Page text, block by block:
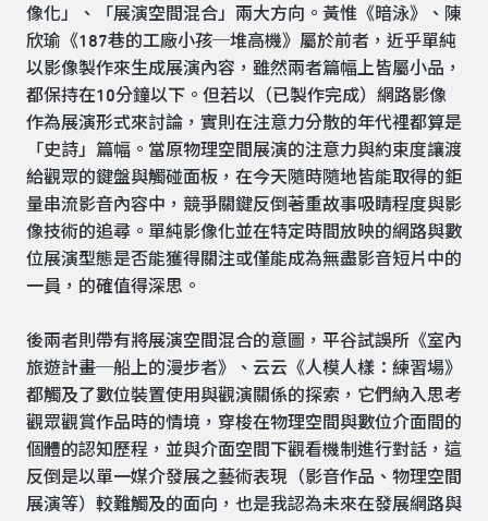
像化」、「展演空間混合」兩大方向。黃惟《暗泳》、陳
欣瑜《187巷的工廠小孩─堆高機》屬於前者，近乎單純
以影像製作來生成展演內容，雖然兩者篇幅上皆屬小品，
都保持在10分鐘以下。但若以（已製作完成）網路影像
作為展演形式來討論，實則在注意力分散的年代裡都算是
「史詩」篇幅。當原物理空間展演的注意力與約束度讓渡
給觀眾的鍵盤與觸碰面板，在今天隨時隨地皆能取得的鉅
量串流影音內容中，競爭關鍵反倒著重故事吸睛程度與影
像技術的追尋。單純影像化並在特定時間放映的網路與數
位展演型態是否能獲得關注或僅能成為無盡影音短片中的
一員，的確值得深思。
後兩者則帶有將展演空間混合的意圖，平谷試誤所《室內
旅遊計畫─船上的漫步者》、云云《人模人樣：練習場》
都觸及了數位裝置使用與觀演關係的探索，它們納入思考
觀眾觀賞作品時的情境，穿梭在物理空間與數位介面間的
個體的認知歷程，並與介面空間下觀看機制進行對話，這
反倒是以單一媒介發展之藝術表現（影音作品、物理空間
展演等）較難觸及的面向，也是我認為未來在發展網路與